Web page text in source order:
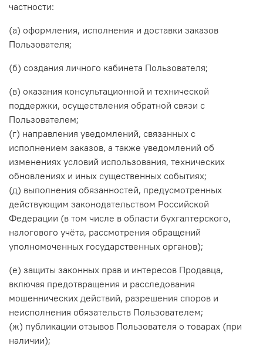
частности:
(а) оформления, исполнения и доставки заказов
Пользователя;
(б) создания личного кабинета Пользователя;
(в) оказания консультационной и технической
поддержки, осуществления обратной связи с
Пользователем;
(г) направления уведомлений, связанных с
исполнением заказов, а также уведомлений об
изменениях условий использования, технических
обновлениях и иных существенных событиях;
(д) выполнения обязанностей, предусмотренных
действующим законодательством Российской
Федерации (в том числе в области бухгалтерского,
налогового учёта, рассмотрения обращений
уполномоченных государственных органов);
(е) защиты законных прав и интересов Продавца,
включая предотвращения и расследования
мошеннических действий, разрешения споров и
неисполнения обязательств Пользователем;
(ж) публикации отзывов Пользователя о товарах (при
наличии);